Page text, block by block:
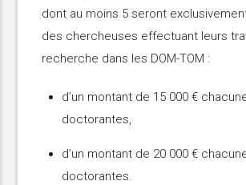
dont au moins 5 seront
des chercheuses effectuant leurs
recherche dans les DOM-TOM :
d’un montant de 15 000 €
doctorantes,
d’un montant de 20 000 €
doctorantes.